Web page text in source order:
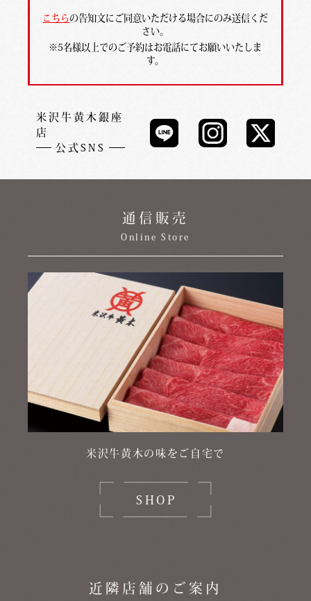
こちら の告知文にご同意いただける場合にのみ送信くだ
さい。
※5名様以上でのご予約はお電話にてお願いいたしま
す。
米沢牛黄木銀座
店
公式SNS
通信販売
Online Store
米沢牛黄木の味をご自宅で
SHOP
近隣店舗のご案内